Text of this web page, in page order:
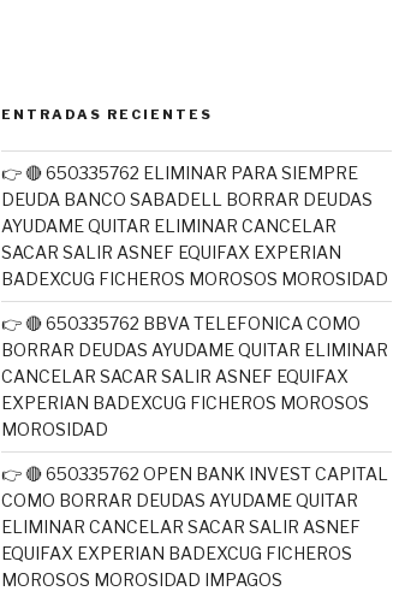
ENTRADAS RECIENTES
👉 🔴 650335762 ELIMINAR PARA SIEMPRE
DEUDA BANCO SABADELL BORRAR DEUDAS
AYUDAME QUITAR ELIMINAR CANCELAR
SACAR SALIR ASNEF EQUIFAX EXPERIAN
BADEXCUG FICHEROS MOROSOS MOROSIDAD
👉 🔴 650335762 BBVA TELEFONICA COMO
BORRAR DEUDAS AYUDAME QUITAR ELIMINAR
CANCELAR SACAR SALIR ASNEF EQUIFAX
EXPERIAN BADEXCUG FICHEROS MOROSOS
MOROSIDAD
👉 🔴 650335762 OPEN BANK INVEST CAPITAL
COMO BORRAR DEUDAS AYUDAME QUITAR
ELIMINAR CANCELAR SACAR SALIR ASNEF
EQUIFAX EXPERIAN BADEXCUG FICHEROS
MOROSOS MOROSIDAD IMPAGOS